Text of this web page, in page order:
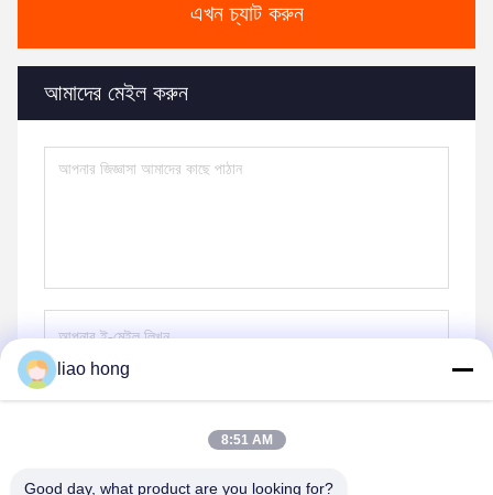
এখন চ্যাট করুন
আমাদের মেইল করুন
পাঠান
liao hong
8:51 AM
Good day, what product are you looking for?